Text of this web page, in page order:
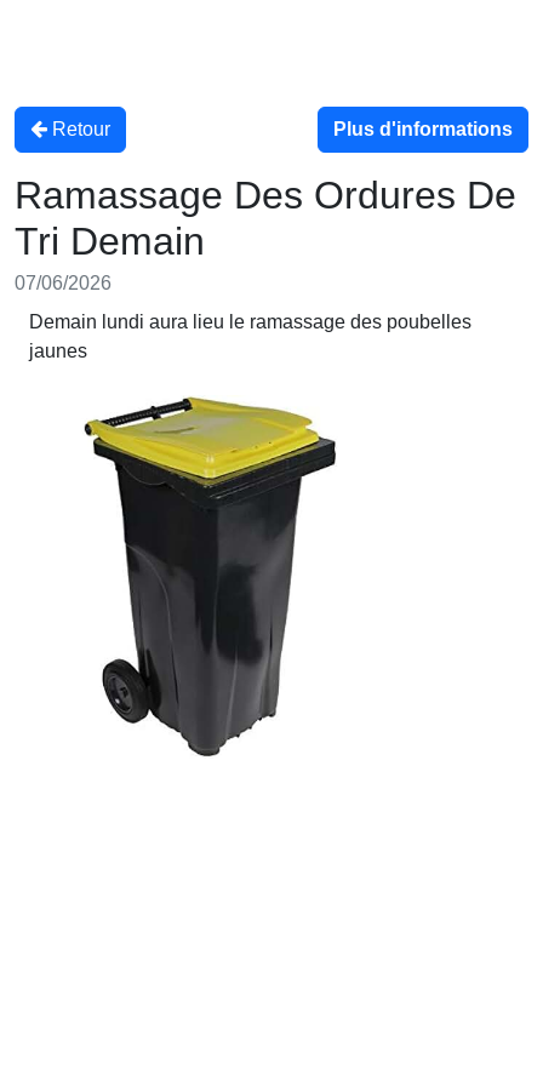
Retour Plus d'informations
Ramassage Des Ordures De
Tri Demain
07/06/2026
Demain lundi aura lieu le ramassage des poubelles
jaunes